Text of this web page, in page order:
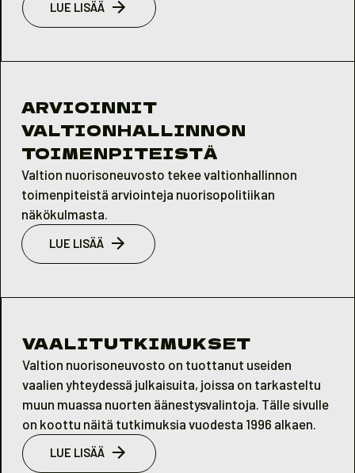
LUE LISÄÄ
ARVIOINNIT
VALTIONHALLINNON
TOIMENPITEISTÄ
Valtion nuorisoneuvosto tekee valtionhallinnon
toimenpiteistä arviointeja nuorisopolitiikan
näkökulmasta.
LUE LISÄÄ
VAALITUTKIMUKSET
Valtion nuorisoneuvosto on tuottanut useiden
vaalien yhteydessä julkaisuita, joissa on tarkasteltu
muun muassa nuorten äänestysvalintoja. Tälle sivulle
on koottu näitä tutkimuksia vuodesta 1996 alkaen.
LUE LISÄÄ